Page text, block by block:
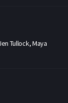
Tullock, Maya